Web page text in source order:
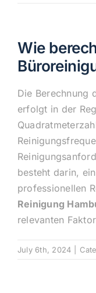
Kontakt
Wie
Die Berechnung
erfolgt in der
besteht darin,
professionellen
Reinigung
relevanten
July 6th, 2024